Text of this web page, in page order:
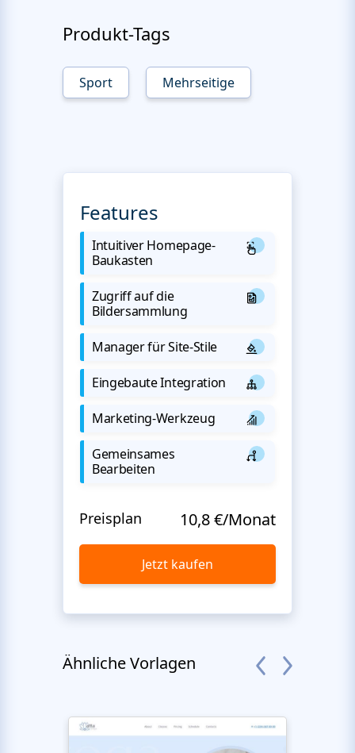
Produkt-Tags
Sport Mehrseitige
Features
Intuitiver Homepage-
Baukasten
Zugriff auf die
Bildersammlung
Manager für Site-Stile
Eingebaute Integration
Marketing-Werkzeug
Gemeinsames
Bearbeiten
Preisplan 10,8 €/Monat
Jetzt kaufen
Ähnliche Vorlagen